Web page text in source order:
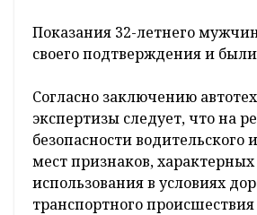
Показания 32-летнего
своего подтверждения и
Согласно заключению
экспертизы следует, что на
безопасности водительского
мест признаков,
использования в условиях
транспортного